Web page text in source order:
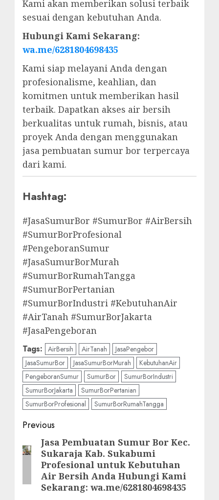
Kami akan memberikan solusi terbaik
sesuai dengan kebutuhan Anda.
Hubungi Kami Sekarang:
wa.me/6281804698435
Kami siap melayani Anda dengan
profesionalisme, keahlian, dan
komitmen untuk memberikan hasil
terbaik. Dapatkan akses air bersih
berkualitas untuk rumah, bisnis, atau
proyek Anda dengan menggunakan
jasa pembuatan sumur bor terpercaya
dari kami.
Hashtag:
#JasaSumurBor #SumurBor #AirBersih
#SumurBorProfesional
#PengeboranSumur
#JasaSumurBorMurah
#SumurBorRumahTangga
#SumurBorPertanian
#SumurBorIndustri #KebutuhanAir
#AirTanah #SumurBorJakarta
#JasaPengeboran
Tags: AirBersih AirTanah
JasaPengebor
JasaSumurBor
JasaSumurBorMurah
KebutuhanAir
PengeboranSumur
SumurBor
SumurBorIndustri
SumurBorJakarta
SumurBorPertanian
SumurBorProfesional
SumurBorRumahTangga
Post
navigation
Previous
Previous
post:
Jasa Pembuatan Sumur Bor Kec.
Sukaraja Kab. Sukabumi
Profesional untuk Kebutuhan
Air Bersih Anda Hubungi Kami
Sekarang: wa.me/6281804698435